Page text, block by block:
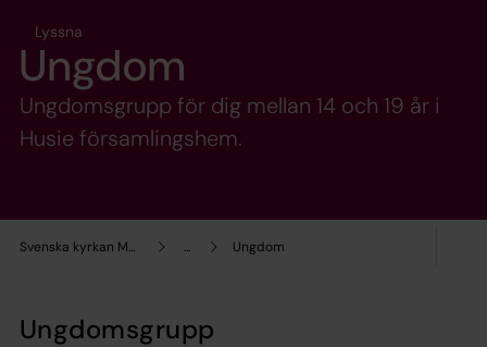
Svenska kyrkan Malmö ... Ungdom
Lyssna
Ungdom
Ungdomsgrupp för dig mellan 14 och 19 år i
Husie församlingshem.
Ungdomsgrupp